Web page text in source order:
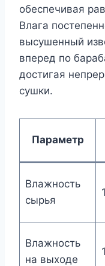
обеспечивая
Влага
высушенный
вперед по
достигая
сушки.
Параметр
Влажность
сырья
Влажность
на выходе